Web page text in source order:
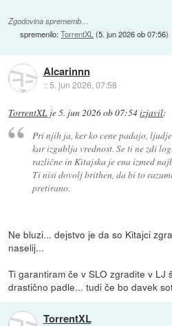
Zgodovina sprememb…
spremenilo:TorrentXL (5. jun 2026 ob 07:56)
Alcarinnn
::5. jun 2026, 07:58
TorrentXL je5. jun 2026 ob 07:54izjavil:
Pri njih ja, ker ko cene padajo,
kar izgublja vrednost. Se ti ne zdi
različne in Kitajska je ena izmed
Ti nisi dovolj brithen, da bi to
pretirano.
Ne bluzi... dejstvo je da so Kitajci
naselij...
Ti garantiram če v SLO zgradite v LJ
drastično padle... tudi če bo davek
TorrentXL